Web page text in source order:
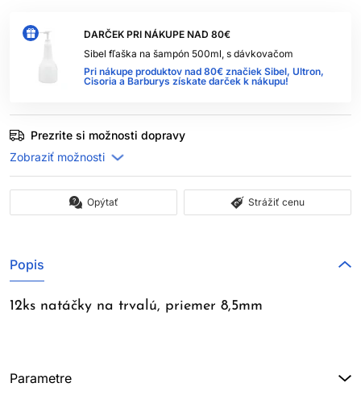
DARČEK PRI NÁKUPE NAD 80€
Sibel fľaška na šampón 500ml, s dávkovačom
Pri nákupe produktov nad 80€ značiek Sibel, Ultron,
Cisoria a Barburys získate darček k nákupu!
Prezrite si možnosti dopravy
Opýtať Strážiť cenu
Popis
12ks natáčky na trvalú, priemer 8,5mm
Parametre